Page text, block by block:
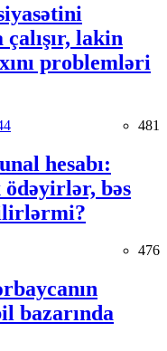
lakin
problemləri
481
hesabı:
ödəyirlər, bəs
476
bazarında